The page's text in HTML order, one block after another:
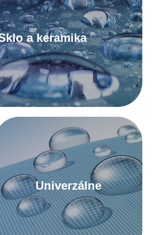
a keramika
na sklo a keramiku
Univerzálne